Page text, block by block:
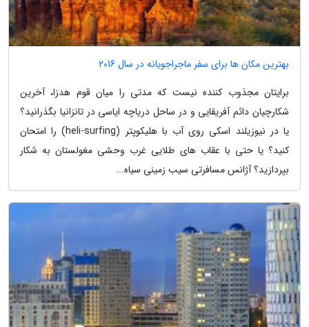
بهترین مکان ها برای سفر ماجراجویانه در سال 2016
برایتان مجذوب کننده نیست که مدتی را میان قوم هدزا، آخرین
شکارچیان دائم آفریقایی و در ساحل دریاچه ایاسی در تانزانیا بگذرانید؟
یا در نیوزیلند اسکی روی آب با هلیکوپتر (heli-surfing) را امتحان
کنید؟ یا حتی با عقاب های طلایی غرب وحشی مغولستان به شکار
بپردازید؟ آژانس مسافرتی سیب زمینی سیاه...